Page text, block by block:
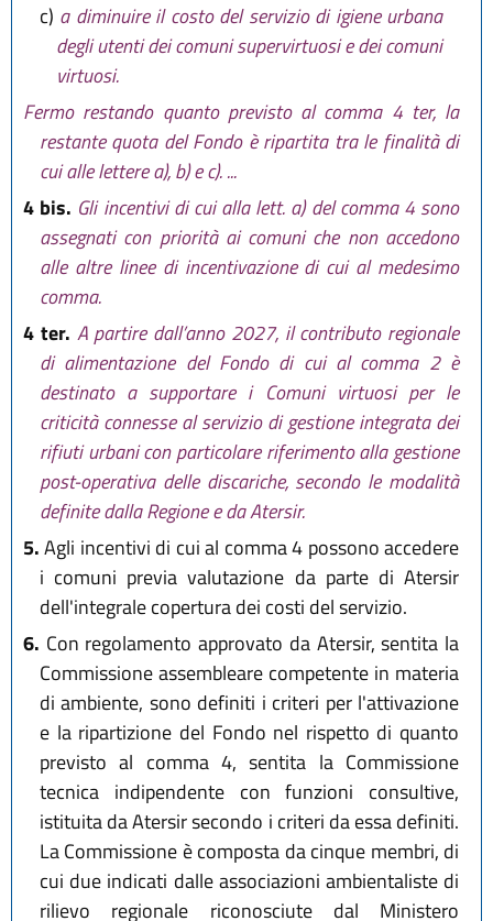
c) a diminuire il costo del servizio di igiene urbana
degli utenti dei comuni supervirtuosi e dei comuni
virtuosi.
Fermo restando quanto previsto al comma 4 ter, la
restante quota del Fondo è ripartita tra le finalità di
cui alle lettere a), b) e c). ...
4 bis. Gli incentivi di cui alla lett. a) del comma 4 sono
assegnati con priorità ai comuni che non accedono
alle altre linee di incentivazione di cui al medesimo
comma.
4 ter. A partire dall’anno 2027, il contributo regionale
di alimentazione del Fondo di cui al comma 2 è
destinato a supportare i Comuni virtuosi per le
criticità connesse al servizio di gestione integrata dei
rifiuti urbani con particolare riferimento alla gestione
post-operativa delle discariche, secondo le modalità
definite dalla Regione e da Atersir.
5.Agli incentivi di cui al comma 4 possono accedere
i comuni previa valutazione da parte di Atersir
dell'integrale copertura dei costi del servizio.
6. Con regolamento approvato da Atersir, sentita la
Commissione assembleare competente in materia
di ambiente, sono definiti i criteri per l'attivazione
e la ripartizione del Fondo nel rispetto di quanto
previsto al comma 4, sentita la Commissione
tecnica indipendente con funzioni consultive,
istituita da Atersir secondo i criteri da essa definiti.
La Commissione è composta da cinque membri, di
cui due indicati dalle associazioni ambientaliste di
rilievo regionale riconosciute dal Ministero